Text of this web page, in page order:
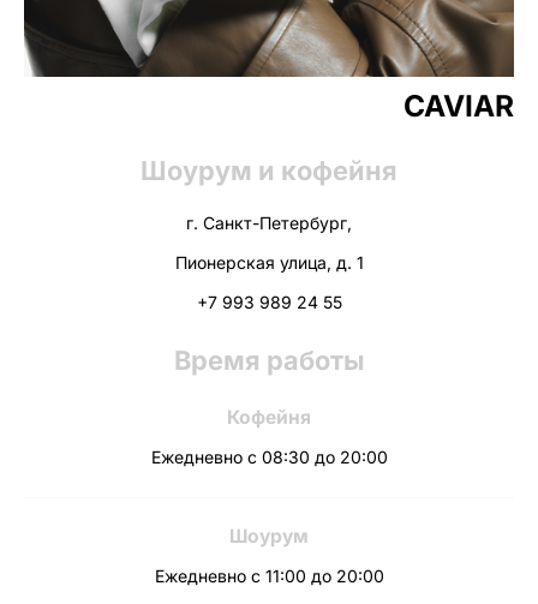
CAVIAR
Шоурум и кофейня
г. Санкт-Петербург,
Пионерская улица, д. 1
+7 993 989 24 55
Время работы
Кофейня
Ежедневно с 08:30 до 20:00
Шоурум
Ежедневно с 11:00 до 20:00